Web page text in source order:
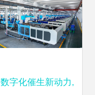
数字化催生新动力,